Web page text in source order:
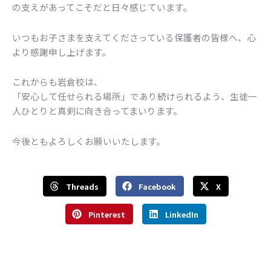
の支えがあってこそだと日々感じています。
いつもお子さまを支えてくださっている保護者の皆様へ、心
より感謝申し上げます。
これからも岩倉校は、
「安心して任せられる場所」であり続けられるよう、生徒一
人ひとりと真剣に向き合ってまいります。
今後ともよろしくお願いいたします。
Threads Facebook X
Pinterest LinkedIn